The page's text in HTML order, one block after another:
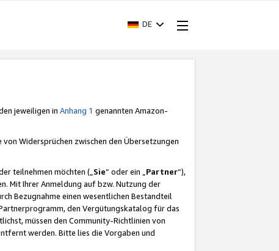
DE
jeweiligen in Anhang 1 genannten Amazon-
von Widersprüchen zwischen den Übersetzungen
teilnehmen möchten („Sie“ oder ein „Partner“),
Mit Ihrer Anmeldung auf bzw. Nutzung der
Bezugnahme einen wesentlichen Bestandteil
den Vergütungskatalog für das
müssen den Community-Richtlinien von
werden. Bitte lies die Vorgaben und